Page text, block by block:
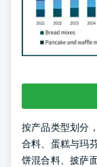
按产品类型划分
合料、蛋糕与玛
饼混合料、披萨